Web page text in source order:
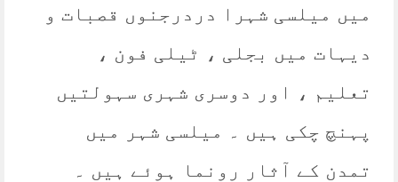
میں میلسی شہرا دردرجنوں قصبات و
دیہات میں بجلی ، ٹیلی فون ،
تعلیم ، اور دوسری شہری سہولتیں
پہنچ چکی ہیں ۔ میلسی شہر میں
تمدن کے آثار رونما ہوئے ہیں ۔